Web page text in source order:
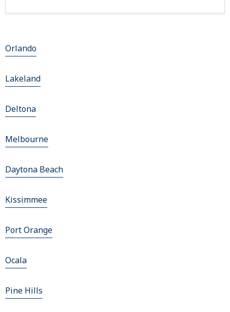
Orlando
Lakeland
Deltona
Melbourne
Daytona Beach
Kissimmee
Port Orange
Ocala
Pine Hills